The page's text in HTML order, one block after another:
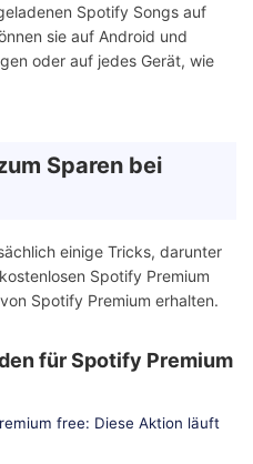
Spotify Songs auf
sie auf Android und
oder auf jedes Gerät, wie
Sparen bei
einige Tricks, darunter
Spotify Premium
Spotify Premium erhalten.
für Spotify Premium
free: Diese Aktion läuft